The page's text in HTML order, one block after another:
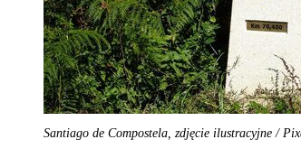
Santiago de Compostela, zdjęcie ilustracyjne /